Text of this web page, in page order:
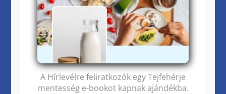
Vizsgálatok
IBR SYSTEM
Életmód és táplálkozási tanácsadás
Masszázs
A Hírlevélre feliratkozók egy Tejfehérje
mentesség e-bookot kapnak ajándékba.